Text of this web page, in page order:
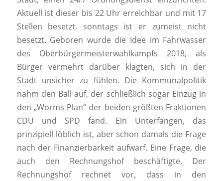
Aktuell ist dieser bis 22 Uhr erreichbar und mit 17
Stellen besetzt, sonntags ist er zumeist nicht
besetzt. Geboren wurde die Idee im Fahrwasser
des Oberbürgermeisterwahlkampfs 2018, als
Bürger vermehrt darüber klagten, sich in der
Stadt unsicher zu fühlen. Die Kommunalpolitik
nahm den Ball auf, der schließlich sogar Einzug in
den „Worms Plan“ der beiden größten Fraktionen
CDU und SPD fand. Ein Unterfangen, das
prinzipiell löblich ist, aber schon damals die Frage
nach der Finanzierbarkeit aufwarf. Eine Frage, die
auch den Rechnungshof beschäftigte. Der
Rechnungshof rechnet vor, dass in den